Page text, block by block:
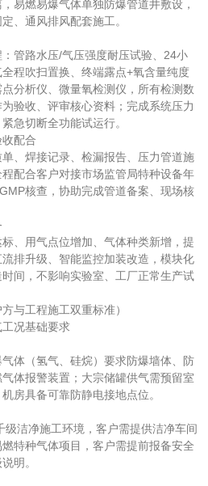
易燃易爆气体单独防爆管道井敷设，
、通风排风配套施工。
管路水压/气压强度耐压试验、24小
程吹扫置换、终端露点+氧含量纯度
分析仪、微量氧检测仪，所有检测数
验收、评审核心资料；完成系统压力
急切断全功能试运行。
配合
、焊接记录、检漏报告、压力管道施
配合客户对接市场监管局特种设备年
核查，协助完成管道备案、现场核
、用气点位增加、气体种类新增，提
排升级、智能监控加装改造，模块化
间，不影响实验室、工厂正常生产试
与工程施工双重标准）
工况基础要求
体（氢气、硅烷）要求防爆墙体、防
体报警装置；大宗储罐供气需预留室
房具备可靠防静电接地点位。
洁净施工环境，客户需提供洁净车间
特种气体项目，客户需提前报备安全
明。